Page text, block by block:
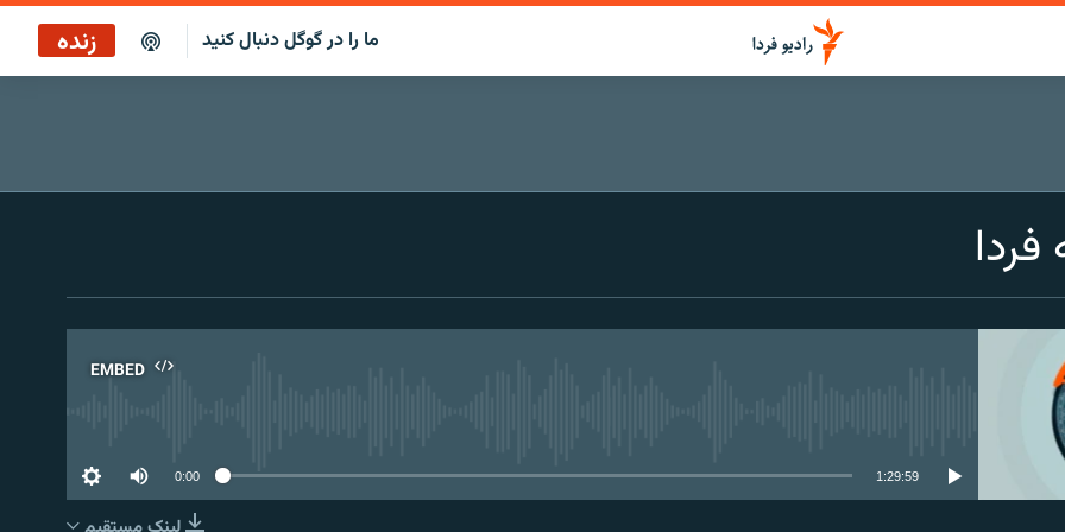
ما را در گوگل دنبال کنید زنده
EMBED
0:00 1:29:59